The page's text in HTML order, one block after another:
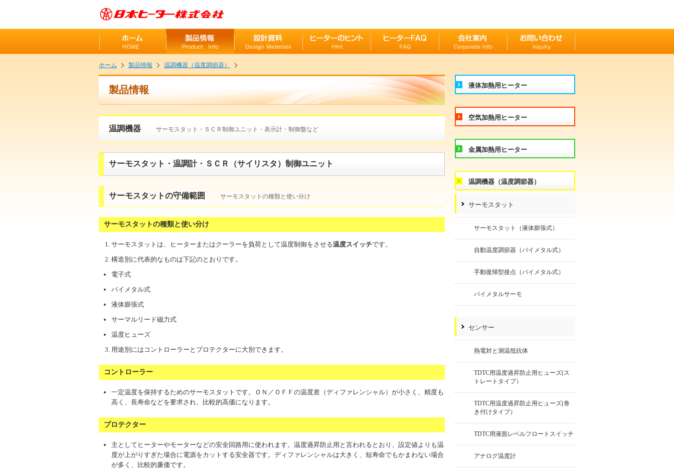
ホーム 製品情報 温調機器（温度調節器）
製品情報
温調機器 サーモスタット・ＳＣＲ制御ユニット・表示計・制御盤など
サーモスタット・温調計・ＳＣＲ（サイリスタ）制御ユニット
サーモスタットの守備範囲 サーモスタットの種類と使い分け
サーモスタットの種類と使い分け
サーモスタットは、ヒーターまたはクーラーを負荷として温度制御をさせる温度スイッチです。
構造別に代表的なものは下記のとおりです。
電子式
バイメタル式
液体膨張式
サーマルリード磁力式
温度ヒューズ
用途別にはコントローラーとプロテクターに大別できます。
コントローラー
一定温度を保持するためのサーモスタットです。ＯＮ／ＯＦＦの温度差（ディファレンシャル）が小さく、精度も
高く、長寿命などを要求され、比較的高価になります。
プロテクター
主としてヒーターやモーターなどの安全回路用に使われます。温度過昇防止用と言われるとおり、設定値よりも温
度が上がりすぎた場合に電源をカットする安全器です。ディファレンシャルは大きく、短寿命でもかまわない場合
が多く、比較的廉価です。
液体加熱用ヒーター
空気加熱用ヒーター
金属加熱用ヒーター
温調機器（温度調節器）
サーモスタット
サーモスタット（液体膨張式）
自動温度調節器（バイメタル式）
手動復帰型接点（バイメタル式）
バイメタルサーモ
センサー
熱電対と測温抵抗体
TDTC用温度過昇防止用ヒューズ(ス
トレートタイプ）
TDTC用温度過昇防止用ヒューズ(巻
き付けタイプ）
TDTC用液面レベルフロートスイッチ
アナログ温度計